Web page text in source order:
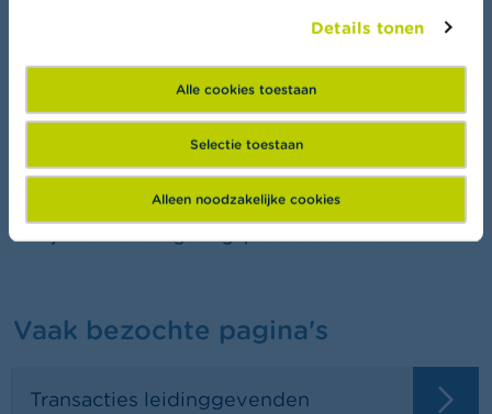
Details tonen
Alle cookies toestaan
Selectie toestaan
Alleen noodzakelijke cookies
Wil je meer leren over financiën?
Agenda
Er zijn momenteel geen geplande evenementen.
Vaak bezochte pagina's
Transacties leidinggevenden